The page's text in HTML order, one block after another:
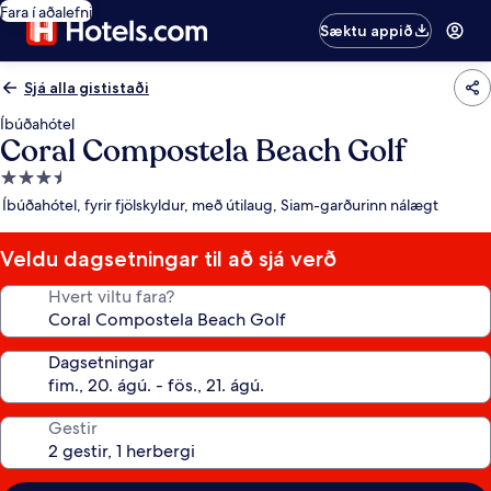
Fara í aðalefni
Sæktu appið
Sjá alla gististaði
Íbúðahótel
Coral Compostela Beach Golf
3.5
stjörnu
Íbúðahótel, fyrir fjölskyldur, með útilaug, Siam-garðurinn nálægt
Veldu dagsetningar til að sjá verð
Hvert viltu fara?
Dagsetningar
Gestir